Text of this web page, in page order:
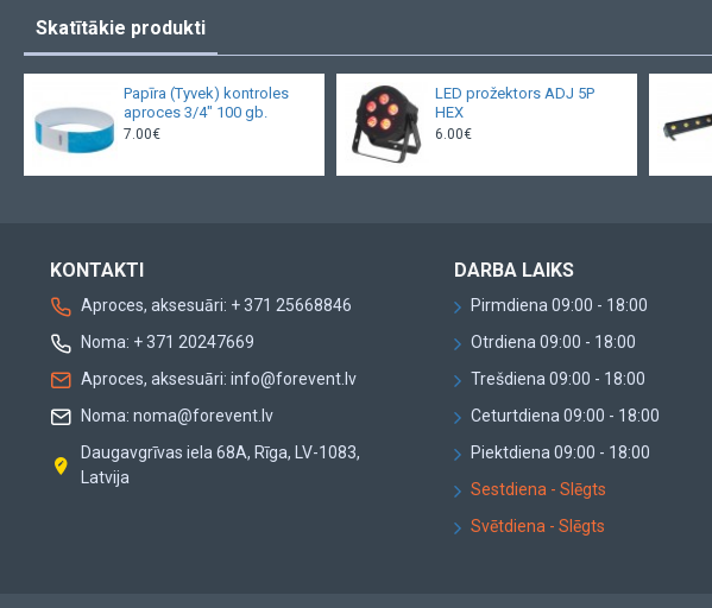
Skatītākie produkti
Papīra (Tyvek) kontroles
aproces 3/4" 100 gb.
7.00€
LED prožektors ADJ 5P
HEX
6.00€
KONTAKTI
Aproces, aksesuāri: + 371 25668846
Noma: + 371 20247669
Aproces, aksesuāri: info@forevent.lv
Noma: noma@forevent.lv
Daugavgrīvas iela 68A, Rīga, LV-1083,
Latvija
DARBA LAIKS
Pirmdiena 09:00 - 18:00
Otrdiena 09:00 - 18:00
Trešdiena 09:00 - 18:00
Ceturtdiena 09:00 - 18:00
Piektdiena 09:00 - 18:00
Sestdiena - Slēgts
Svētdiena - Slēgts